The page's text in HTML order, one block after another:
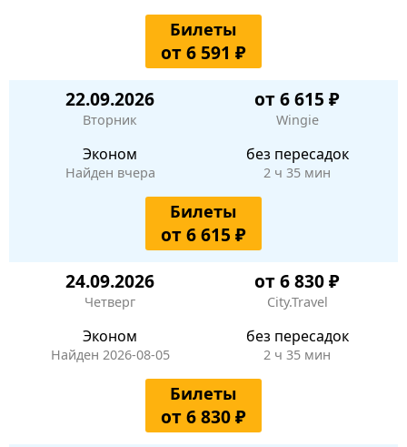
Билеты
от 6 591 ₽
22.09.2026
Вторник
от 6 615 ₽
Wingie
Эконом
Найден вчера
без пересадок
2 ч 35 мин
Билеты
от 6 615 ₽
24.09.2026
Четверг
от 6 830 ₽
City.Travel
Эконом
Найден 2026-08-05
без пересадок
2 ч 35 мин
Билеты
от 6 830 ₽